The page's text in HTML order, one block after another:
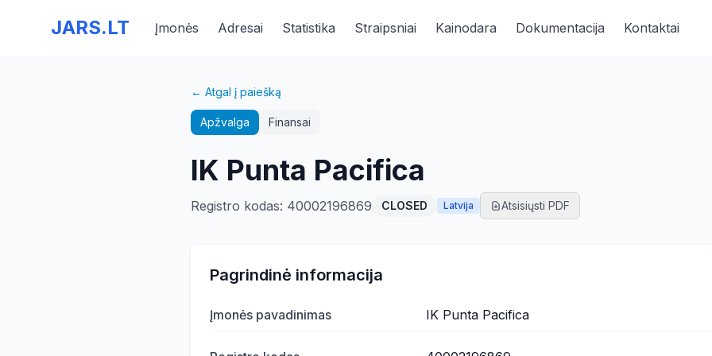
JARS.LT Įmonės Adresai Statistika Straipsniai Kainodara Dokumentacija Kontaktai
← Atgal į paiešką
Apžvalga Finansai
IK Punta Pacifica
Registro kodas: 40002196869 CLOSED Latvija Atsisiųsti PDF
Pagrindinė informacija
Įmonės pavadinimas IK Punta Pacifica